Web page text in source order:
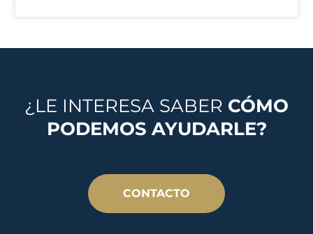
¿LE INTERESA SABER CÓMO
PODEMOS AYUDARLE?
CONTACTO